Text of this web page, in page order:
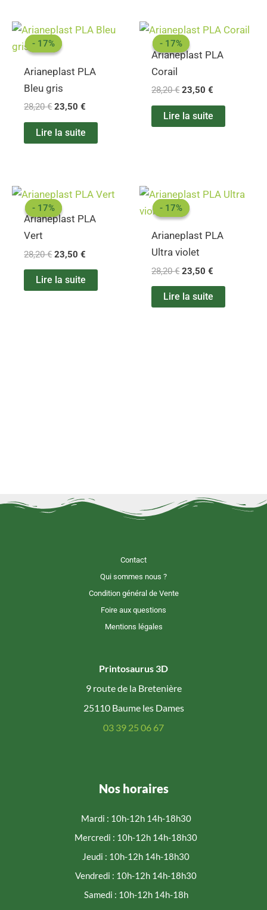
- 17%
- 17%
Arianeplast PLA
Bleu gris
28,20€
Le
prix
initial
28,20 €.
23,50€
Le
23,50 €.
Lire la suite
- 17%
- 17%
Arianeplast PLA
Corail
28,20€
Le
prix
initial
était :
23,50€
Le
actuel
est :
Lire la suite
- 17%
- 17%
Arianeplast PLA
Vert
28,20€
Le
prix
initial
était :
23,50€
Le
actuel
est :
Lire la suite
- 17%
- 17%
Arianeplast PLA
Ultra violet
28,20€
Le
prix
initial
28,20 €.
23,50€
Le
23,50 €.
Lire la suite
Contact
Qui sommes nous ?
Condition général de Vente
Foire aux questions
Mentions légales
Printosaurus 3D
9 route de la Bretenière
25110 Baume les Dames
03 39 25 06 67
Nos horaires
Mardi : 10h-12h 14h-18h30
Mercredi : 10h-12h 14h-18h30
Jeudi : 10h-12h 14h-18h30
Vendredi : 10h-12h 14h-18h30
Samedi : 10h-12h 14h-18h